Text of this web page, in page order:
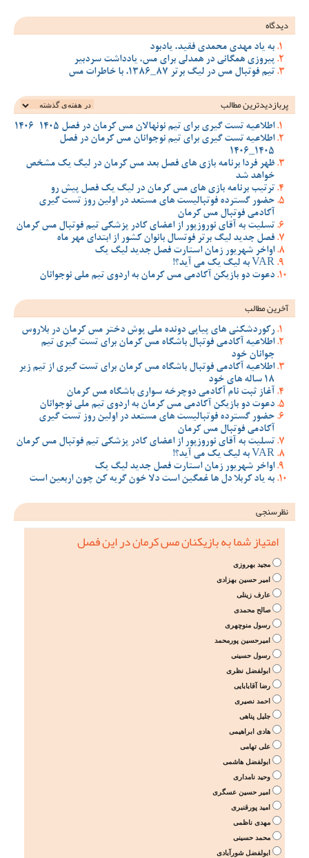
دیدگاه
به یاد مهدی محمدی فقید، یادبود
پیروزی همگانی در همدلی برای مس، یادداشت سردبیر
تیم فوتبال مس در لیگ برتر 87_1386، با خاطرات مس
پربازدیدترین‌ مطالب
اطلاعیه تست گیری برای تیم نونهالان مس کرمان در فصل 1405-1406
اطلاعیه تست گیری برای تیم نوجوانان مس کرمان در فصل
1405_1406
ظهر فردا برنامه بازی های فصل بعد مس کرمان در لیگ یک مشخص
خواهد شد
ترتیب برنامه بازی های مس کرمان در لیگ یک فصل پیش رو
حضور گسترده فوتبالیست های مستعد در اولین روز تست گیری
آکادمی فوتبال مس کرمان
تسلیت به آقای نوروزپور از اعضای کادر پزشکی تیم فوتبال مس کرمان
فصل جدید لیگ برتر فوتسال بانوان کشور از ابتدای مهر ماه
اواخر شهریور زمان استارت فصل جدید لیگ یک
VAR به لیگ یک می آید؟!
دعوت دو بازیکن آکادمی مس کرمان به اردوی تیم ملی نوجوانان
آخرین مطالب
رکوردشکنی های پیاپی دونده ملی پوش دختر مس کرمان در بلاروس
اطلاعیه آکادمی فوتبال باشگاه مس کرمان برای تست گیری تیم
جوانان خود
اطلاعیه آکادمی فوتبال باشگاه مس کرمان برای تست گیری از تیم زیر
18 ساله های خود
آغاز ثبت نام آکادمی دوچرخه سواری باشگاه مس کرمان
دعوت دو بازیکن آکادمی مس کرمان به اردوی تیم ملی نوجوانان
حضور گسترده فوتبالیست های مستعد در اولین روز تست گیری
آکادمی فوتبال مس کرمان
تسلیت به آقای نوروزپور از اعضای کادر پزشکی تیم فوتبال مس کرمان
VAR به لیگ یک می آید؟!
اواخر شهریور زمان استارت فصل جدید لیگ یک
به یاد کربلا دل ها غمگین است دلا خون گریه کن چون اربعین است
نظرسنجی
امتیاز شما به بازیکنان مس کرمان در این فصل
مجید بهروزی
امیر حسین بهزادی
عارف زینلی
صالح محمدی
رسول منوچهری
امیرحسین پورمحمد
رسول حسینی
ابولفضل نظری
رضا آقابابایی
احمد نصیری
جلیل پناهی
هادی ابراهیمی
علی تهامی
ابولفضل هاشمی
وحید نامداری
امیر حسین عسگری
امید پورقنبری
مهدی ناظمی
محمد حسینی
ابولفضل شورآبادی